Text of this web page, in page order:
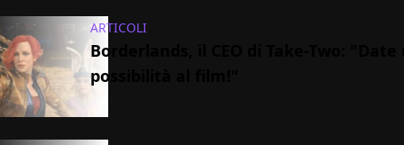
ARTICOLI
Borderlands, il CEO di Take-Two: "Date
possibilità al film!"